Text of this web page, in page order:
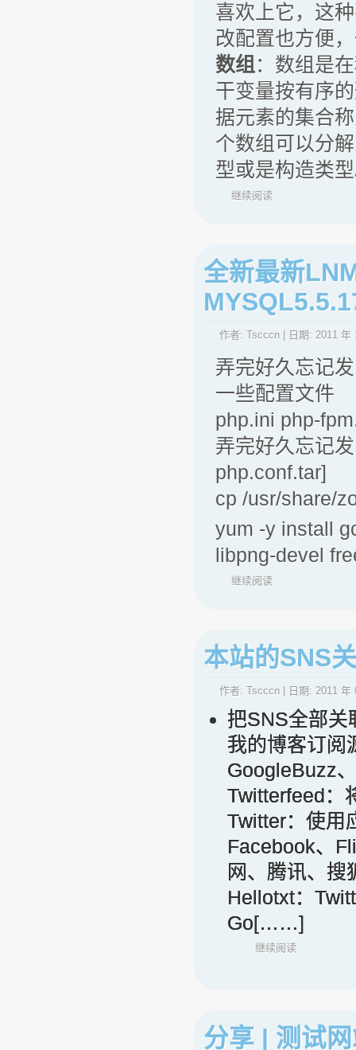
喜欢上它，这
改配置也方便
数组 ：数组是
干变量按有序
据元素的集合
个数组可以分
型或是构造类
继续阅读
全新最新
作者: Tscccn | 日期: 2011 年
弄完好久忘记
一些配置文件
php.ini php-
弄完好久忘记
php.conf.tar]
cp /usr/share/
yum -y install
libpng-devel
继续阅读
本站的SNS
作者: Tscccn | 日期: 2011 年
把SNS全部关
我的博客订阅
GoogleBuzz
Twitterfeed：
Twitter：使用
Facebook、
网、腾讯、搜
Hellotxt：
Go[……]
继续阅读
分享 | 测试